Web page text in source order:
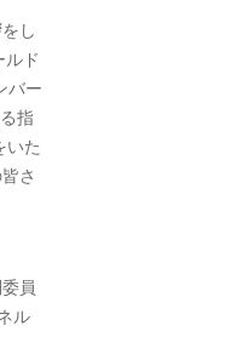
し
ド
バー
指
いた
さ
員
ル